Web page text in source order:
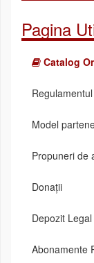
Pagina
Catalog
Model
Propuneri de
Donații
Depozit
Abonamente